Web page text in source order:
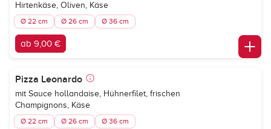
Hirtenkäse, Oliven, Käse
Ø 22 cm Ø 26 cm Ø 36 cm
ab 9,00 €
Pizza Leonardo
mit Sauce hollandaise, Hühnerfilet, frischen
Champignons, Käse
Ø 22 cm Ø 26 cm Ø 36 cm